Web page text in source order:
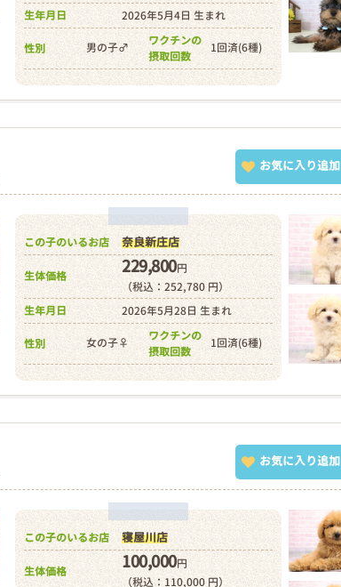
生年月日
2026年5月4日 生まれ
性別 男の子♂
ワクチンの
摂取回数
1回済(6種)
お気に入り追加
この子のいるお店 奈良新庄店
生体価格 229,800円
（税込：252,780 円）
生年月日
2026年5月28日 生まれ
性別 女の子♀
ワクチンの
摂取回数
1回済(6種)
お気に入り追加
この子のいるお店 寝屋川店
生体価格 100,000円
（税込：110,000 円）